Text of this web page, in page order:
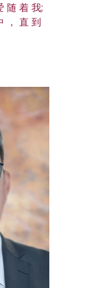
随 着 我;
， 直 到